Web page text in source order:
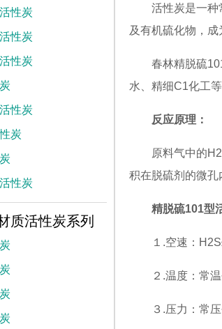
活性炭是一种
及有机硫化物，
春林精脱硫
水、精细C1化工
反应原理：
原料气中的
积在脱硫剂的微孔
精脱硫101型
１.空速：
２.温度：常
３.压力：常
性炭
性炭
性炭
性炭
炭
性炭
质活性炭系列